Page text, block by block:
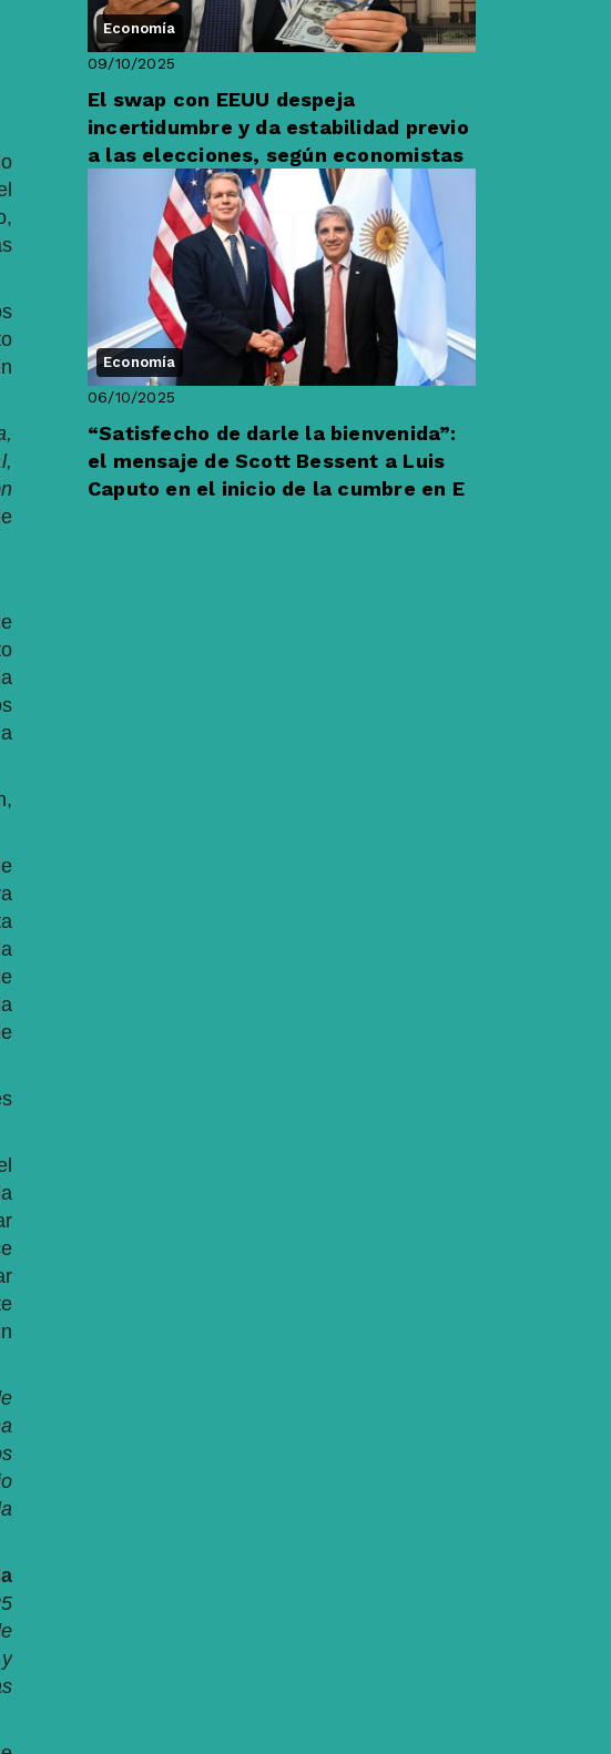
Economía
09/10/2025
El swap con EEUU despeja
incertidumbre y da estabilidad previo
a las elecciones, según economistas
Economía
06/10/2025
“Satisfecho de darle la bienvenida”:
el mensaje de Scott Bessent a Luis
Caputo en el inicio de la cumbre en E